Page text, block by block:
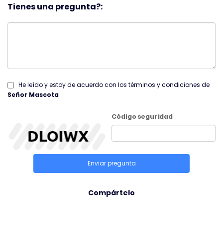
Tienes una pregunta?:
He leído y estoy de acuerdo con los términos y condiciones de
Señor Mascota
Código seguridad
Enviar pregunta
Compártelo